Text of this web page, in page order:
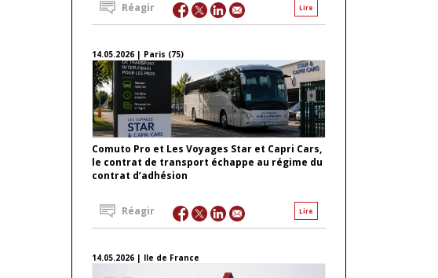
Lire
Réagir
14.05.2026 | Paris (75)
Comuto Pro et Les Voyages Star et Capri Cars,
le contrat de transport échappe au régime du
contrat d’adhésion
Lire
Réagir
14.05.2026 | Ile de France